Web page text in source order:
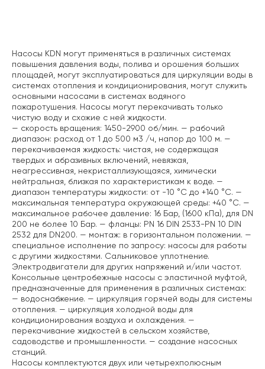
Насосы KDN могут применяться в различных системах
повышения давления воды, полива и орошения больших
площадей, могут эксплуатироваться для циркуляции воды в
системах отопления и кондиционирования, могут служить
основными насосами в системах водяного
пожаротушения. Насосы могут перекачивать только
чистую воду и схожие с ней жидкости.
— скорость вращения: 1450-2900 об/мин. — рабочий
диапазон: расход от 1 до 500 м3 /ч, напор до 100 м. —
перекачиваемая жидкость: чистая, не содержащая
твердых и абразивных включений, невязкая,
неагрессивная, некристаллизующаяся, химически
нейтральная, близкая по характеристикам к воде. —
диапазон температуры жидкости: от -10 °C до +140 °C. —
максимальная температура окружающей среды: +40 °C. —
максимальное рабочее давление: 16 Бар, (1600 кПа), для DN
200 не более 10 Бар. — фланцы: PN 16 DIN 2533-PN 10 DIN
2532 для DN200. — монтаж: в горизонтальном положении. —
специальное исполнение по запросу: насосы для работы
с другими жидкостями. Сальниковое уплотнение.
Электродвигатели для других напряжений и/или частот.
Консольные центробежные насосы с эластичной муфтой,
предназначенные для применения в различных системах:
— водоснабжение. — циркуляция горячей воды для системы
отопления. — циркуляция холодной воды для
кондиционирования воздуха и охлаждения. —
перекачивание жидкостей в сельском хозяйстве,
садоводстве и промышленности. — создание насосных
станций.
Насосы комплектуются двух или четырехполюсным